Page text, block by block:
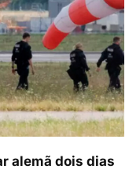
alemã dois dias